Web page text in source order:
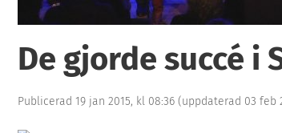
De gjorde succé i
Publicerad 19 jan 2015, kl 08:36 (uppdaterad 03 feb